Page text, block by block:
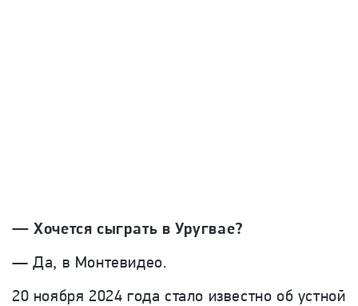
— Хочется сыграть в Уругвае?
— Да, в Монтевидео.
20 ноября 2024 года стало известно об устной